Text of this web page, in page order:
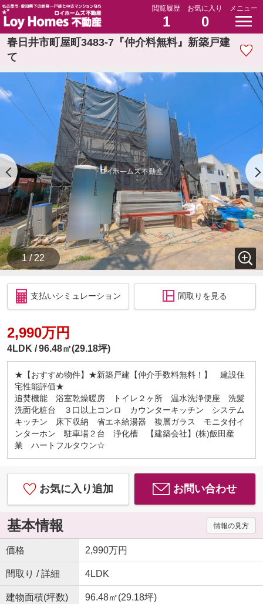
閲覧履歴
1
お気に入り
0
メニュー
春日井市町屋町3483-7『仲介料無料』新築戸建
て
1 / 22
支払いシミュレーション 間取りを見る
2,990万円
4LDK 96.48㎡(29.18坪)
★【おすすめ物件】★新築戸建【仲介手数料無料！】 建設住
宅性能評価★
追焚機能 浴室乾燥暖房 トイレ２ヶ所 温水洗浄便座 洗髪
洗面化粧台 ３口以上コンロ カウンターキッチン システム
キッチン 床下収納 省エネ給湯器 複層ガラス モニタ付イ
ンターホン 駐車場２台 浄化槽 【建築会社】(株)飯田産
業 ハートフルタウン☆
お気に入り追加 お問い合わせ
基本情報 情報の見方
価格 2,990万円
間取り / 詳細 4LDK
建物面積(坪数) 96.48㎡(29.18坪)